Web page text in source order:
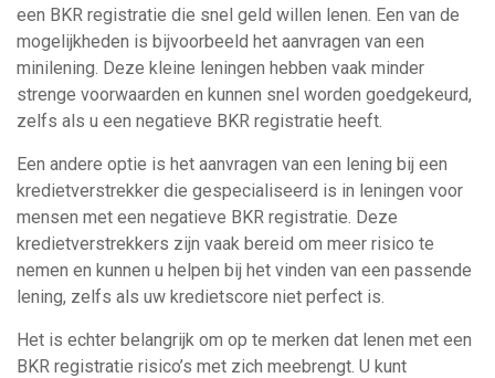
een BKR registratie die snel geld willen lenen. Een van de
mogelijkheden is bijvoorbeeld het aanvragen van een
minilening. Deze kleine leningen hebben vaak minder
strenge voorwaarden en kunnen snel worden goedgekeurd,
zelfs als u een negatieve BKR registratie heeft.
Een andere optie is het aanvragen van een lening bij een
kredietverstrekker die gespecialiseerd is in leningen voor
mensen met een negatieve BKR registratie. Deze
kredietverstrekkers zijn vaak bereid om meer risico te
nemen en kunnen u helpen bij het vinden van een passende
lening, zelfs als uw kredietscore niet perfect is.
Het is echter belangrijk om op te merken dat lenen met een
BKR registratie risico’s met zich meebrengt. U kunt